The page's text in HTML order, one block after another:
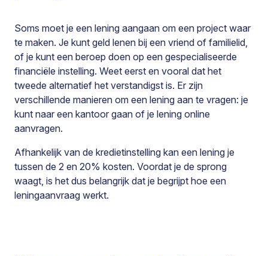
Soms moet je een lening aangaan om een project waar
te maken. Je kunt geld lenen bij een vriend of familielid,
of je kunt een beroep doen op een gespecialiseerde
financiële instelling. Weet eerst en vooral dat het
tweede alternatief het verstandigst is. Er zijn
verschillende manieren om een lening aan te vragen: je
kunt naar een kantoor gaan of je lening online
aanvragen.
Afhankelijk van de kredietinstelling kan een lening je
tussen de 2 en 20% kosten. Voordat je de sprong
waagt, is het dus belangrijk dat je begrijpt hoe een
leningaanvraag werkt.